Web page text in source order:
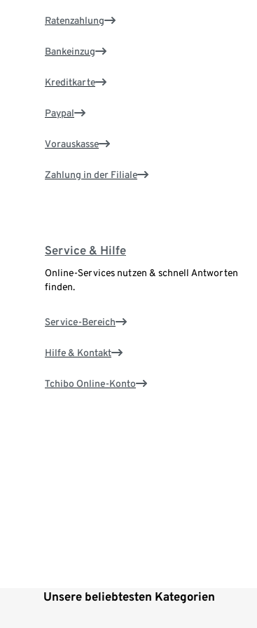
Ratenzahlung
Bankeinzug
Kreditkarte
Paypal
Vorauskasse
Zahlung in der Filiale
Service & Hilfe
Online-Services nutzen & schnell Antworten
finden.
Service-Bereich
Hilfe & Kontakt
Tchibo Online-Konto
Unsere beliebtesten Kategorien